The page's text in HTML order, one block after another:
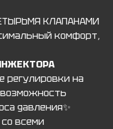
КЛАПАНАМИ
комфорт,
регулировки на
давления✨
всеми